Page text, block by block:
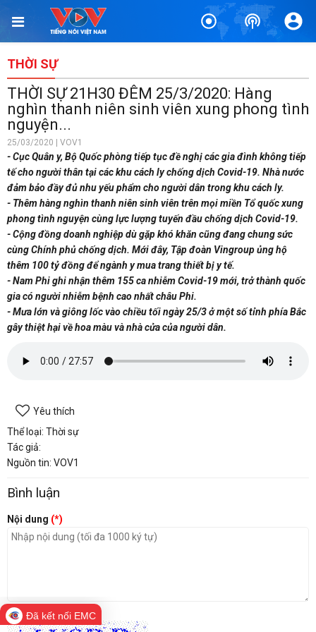
THỜI SỰ
THỜI SỰ 21H30 ĐÊM 25/3/2020: Hàng
nghìn thanh niên sinh viên xung phong tình
nguyện...
25/03/2020 | VOV1
- Cục Quân y, Bộ Quốc phòng tiếp tục đề nghị các gia đình không tiếp
tế cho người thân tại các khu cách ly chống dịch Covid-19. Nhà nước
đảm bảo đầy đủ nhu yếu phẩm cho người dân trong khu cách ly.
- Thêm hàng nghìn thanh niên sinh viên trên mọi miền Tổ quốc xung
phong tình nguyện cùng lực lượng tuyến đầu chống dịch Covid-19.
- Cộng đồng doanh nghiệp dù gặp khó khăn cũng đang chung sức
cùng Chính phủ chống dịch. Mới đây, Tập đoàn Vingroup ủng hộ
thêm 100 tỷ đồng để ngành y mua trang thiết bị y tế.
- Nam Phi ghi nhận thêm 155 ca nhiễm Covid-19 mới, trở thành quốc
gia có người nhiễm bệnh cao nhất châu Phi.
- Mưa lớn và giông lốc vào chiều tối ngày 25/3 ở một số tỉnh phía Bắc
gây thiệt hại về hoa màu và nhà cửa của người dân.
Yêu thích
Thể loại: Thời sự
Tác giả:
Nguồn tin: VOV1
Bình luận
Nội dung (*)
Mã bảo vệ (*)
Đã kết nối EMC